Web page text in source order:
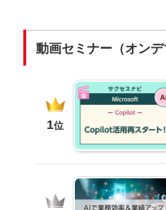
動画セミナー（オンデ
1位